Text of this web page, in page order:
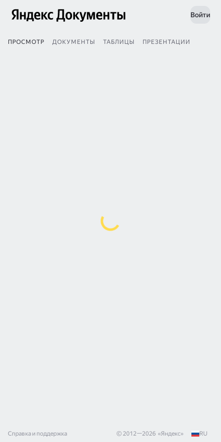
Войти
ПРОСМОТР ДОКУМЕНТЫ ТАБЛИЦЫ ПРЕЗЕНТАЦИИ
Справка и поддержка © 2012—2026 «Яндекс» RU